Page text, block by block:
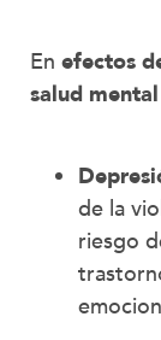
En efectos
salud mental
de la
riesgo